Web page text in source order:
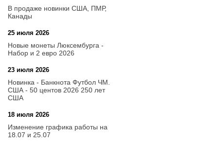
В продаже новинки США, ПМР,
Канады
25 июля 2026
Новые монеты Люксембурга -
Набор и 2 евро 2026
23 июля 2026
Новинка - Банкнота Футбол ЧМ.
США - 50 центов 2026 250 лет
США
18 июля 2026
Изменение графика работы на
18.07 и 25.07